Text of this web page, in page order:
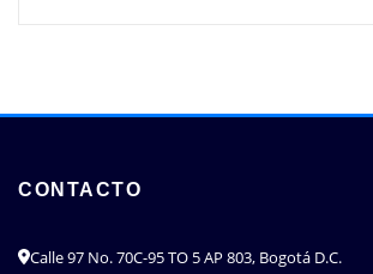
CONTACTO
Calle 97 No. 70C-95 TO 5 AP 803, Bogotá D.C.